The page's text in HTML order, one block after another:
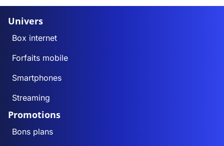
Univers
Box internet
Forfaits mobile
Smartphones
Streaming
Promotions
Bons plans